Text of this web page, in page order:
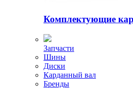
Комплектующие
Запчасти
Шины
Диски
Карданный вал
Бренды